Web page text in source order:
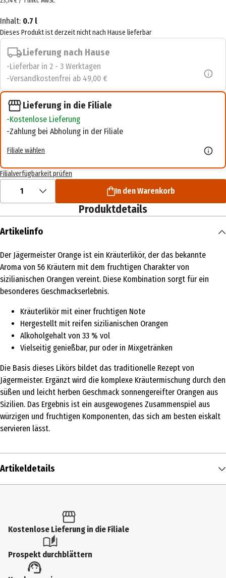
Inhalt: 0.7 l
Dieses Produkt ist derzeit nicht nach Hause lieferbar
Lieferung nach Hause
Lieferbar in 2 - 3 Werktagen
Versandkostenfrei ab 49,00 €
Lieferung in die Filiale
Kostenlose Lieferung
Zahlung bei Abholung in der Filiale
Filiale wählen
Filialverfügbarkeit prüfen
1 In den Warenkorb
Produktdetails
Artikelinfo
Der Jägermeister Orange ist ein Kräuterlikör, der das bekannte
Aroma von 56 Kräutern mit dem fruchtigen Charakter von
sizilianischen Orangen vereint. Diese Kombination sorgt für ein
besonderes Geschmackserlebnis.
Kräuterlikör mit einer fruchtigen Note
Hergestellt mit reifen sizilianischen Orangen
Alkoholgehalt von 33 % vol
Vielseitig genießbar, pur oder in Mixgetränken
Die Basis dieses Likörs bildet das traditionelle Rezept von
Jägermeister. Ergänzt wird die komplexe Kräutermischung durch den
süßen und leicht herben Geschmack sonnengereifter Orangen aus
Sizilien. Das Ergebnis ist ein ausgewogenes Zusammenspiel aus
würzigen und fruchtigen Komponenten, das sich am besten eiskalt
servieren lässt.
Artikeldetails
Altersfreigabe
Produkttyp
Kostenlose Lieferung in die Filiale
Prospekt durchblättern